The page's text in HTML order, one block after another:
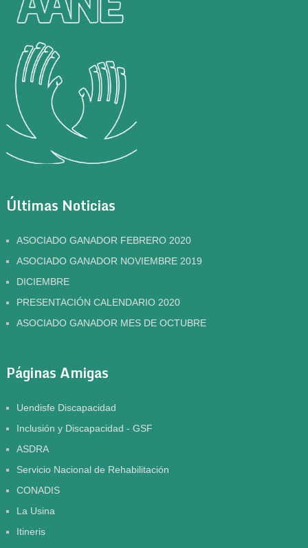
Últimas Noticias
ASOCIADO GANADOR FEBRERO 2020
ASOCIADO GANADOR NOVIEMBRE 2019
DICIEMBRE
PRESENTACIÓN CALENDARIO 2020
ASOCIADO GANADOR MES DE OCTUBRE
Páginas Amigas
Uendisfe Discapacidad
Inclusión y Discapacidad - GSF
ASDRA
Servicio Nacional de Rehabilitación
CONADIS
La Usina
Itineris